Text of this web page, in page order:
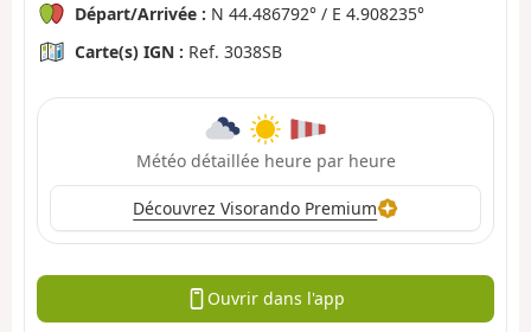
Départ/Arrivée : N 44.486792° / E 4.908235°
Carte(s) IGN : Ref. 3038SB
Météo détaillée heure par heure
Découvrez Visorando Premium
Ouvrir dans l'app